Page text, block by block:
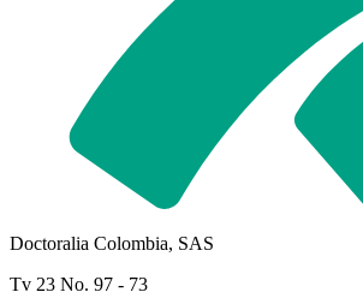
Doctoralia Colombia, SAS
Tv 23 No. 97 - 73